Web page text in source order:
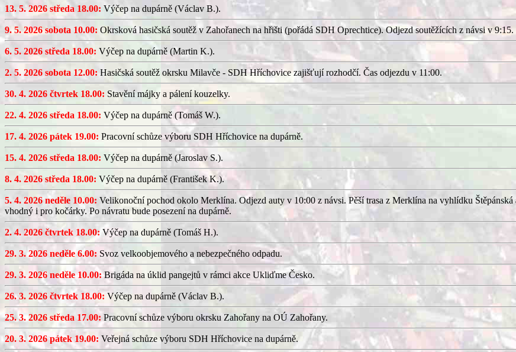
13. 5. 2026 středa 18.00: Výčep na dupárně (Václav B.).
9. 5. 2026 sobota 10.00: Okrsková hasičská soutěž v Zahořanech na hřišti (pořádá SDH Oprechtice). Odjezd soutěžících z návsi v 9:15.
6. 5. 2026 středa 18.00: Výčep na dupárně (Martin K.).
2. 5. 2026 sobota 12.00: Hasičská soutěž okrsku Milavče - SDH Hříchovice zajišťují rozhodčí. Čas odjezdu v 11:00.
30. 4. 2026 čtvrtek 18.00: Stavění májky a pálení kouzelky.
22. 4. 2026 středa 18.00: Výčep na dupárně (Tomáš W.).
17. 4. 2026 pátek 19.00: Pracovní schůze výboru SDH Hříchovice na dupárně.
15. 4. 2026 středa 18.00: Výčep na dupárně (Jaroslav S.).
8. 4. 2026 středa 18.00: Výčep na dupárně (František K.).
5. 4. 2026 neděle 10.00: Velikonoční pochod okolo Merklína. Odjezd auty v 10:00 z návsi. Pěší trasa z Merklína na vyhlídku
vhodný i pro kočárky. Po návratu bude posezení na dupárně.
2. 4. 2026 čtvrtek 18.00: Výčep na dupárně (Tomáš H.).
29. 3. 2026 neděle 6.00: Svoz velkoobjemového a nebezpečného odpadu.
29. 3. 2026 neděle 10.00: Brigáda na úklid pangejtů v rámci akce Ukliďme Česko.
26. 3. 2026 čtvrtek 18.00: Výčep na dupárně (Václav B.).
25. 3. 2026 středa 17.00: Pracovní schůze výboru okrsku Zahořany na OÚ Zahořany.
20. 3. 2026 pátek 19.00: Veřejná schůze výboru SDH Hříchovice na dupárně.